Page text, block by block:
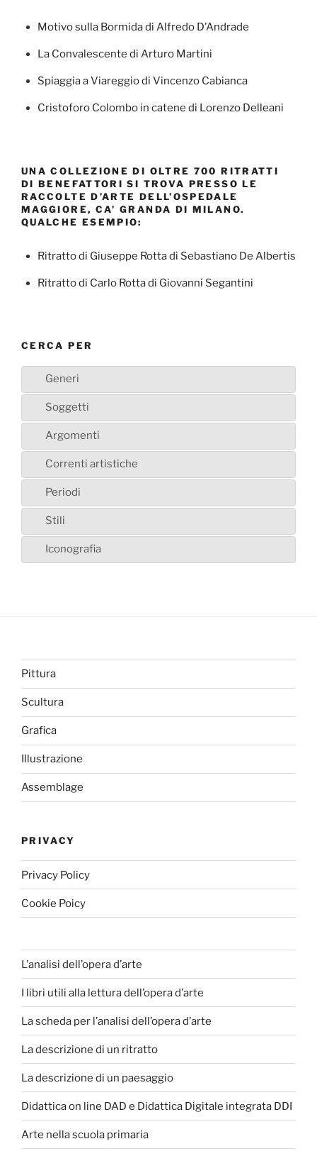
Motivo sulla Bormida di Alfredo D’Andrade
La Convalescente di Arturo Martini
Spiaggia a Viareggio di Vincenzo Cabianca
Cristoforo Colombo in catene di Lorenzo Delleani
UNA COLLEZIONE DI OLTRE 700 RITRATTI
DI BENEFATTORI SI TROVA PRESSO LE
RACCOLTE D’ARTE DELL’OSPEDALE
MAGGIORE, CA’ GRANDA DI MILANO.
QUALCHE ESEMPIO:
Ritratto di Giuseppe Rotta di Sebastiano De Albertis
Ritratto di Carlo Rotta di Giovanni Segantini
CERCA PER
Generi
Soggetti
Argomenti
Correnti artistiche
Periodi
Stili
Iconografia
Pittura
Scultura
Grafica
Illustrazione
Assemblage
PRIVACY
Privacy Policy
Cookie Poicy
L’analisi dell’opera d’arte
I libri utili alla lettura dell’opera d’arte
La scheda per l’analisi dell’opera d’arte
La descrizione di un ritratto
La descrizione di un paesaggio
Didattica on line DAD e Didattica Digitale integrata DDI
Arte nella scuola primaria